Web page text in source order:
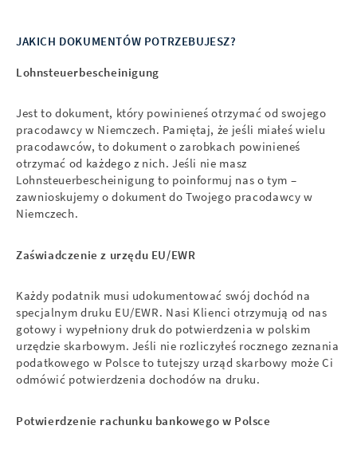
JAKICH DOKUMENTÓW POTRZEBUJESZ?
Lohnsteuerbescheinigung
Jest to dokument, który powinieneś otrzymać od swojego
pracodawcy w Niemczech. Pamiętaj, że jeśli miałeś wielu
pracodawców, to dokument o zarobkach powinieneś
otrzymać od każdego z nich. Jeśli nie masz
Lohnsteuerbescheinigung to poinformuj nas o tym –
zawnioskujemy o dokument do Twojego pracodawcy w
Niemczech.
Zaświadczenie z urzędu EU/EWR
Każdy podatnik musi udokumentować swój dochód na
specjalnym druku EU/EWR. Nasi Klienci otrzymują od nas
gotowy i wypełniony druk do potwierdzenia w polskim
urzędzie skarbowym. Jeśli nie rozliczyłeś rocznego zeznania
podatkowego w Polsce to tutejszy urząd skarbowy może Ci
odmówić potwierdzenia dochodów na druku.
Potwierdzenie rachunku bankowego w Polsce